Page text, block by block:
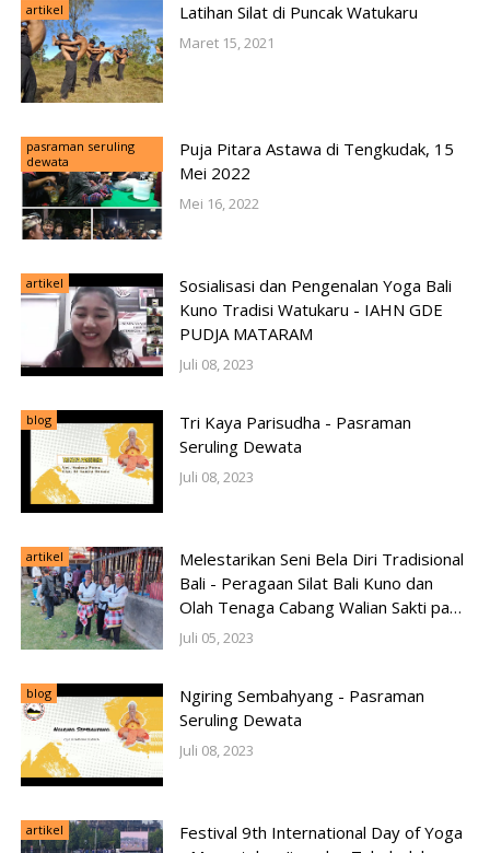
artikel Latihan Silat di Puncak Watukaru
Maret 15, 2021
pasraman seruling
dewata
Puja Pitara Astawa di Tengkudak, 15
Mei 2022
Mei 16, 2022
artikel
Sosialisasi dan Pengenalan Yoga Bali
Kuno Tradisi Watukaru - IAHN GDE
PUDJA MATARAM
Juli 08, 2023
blog
Tri Kaya Parisudha - Pasraman
Seruling Dewata
Juli 08, 2023
artikel
Melestarikan Seni Bela Diri Tradisional
Bali - Peragaan Silat Bali Kuno dan
Olah Tenaga Cabang Walian Sakti pada
Pesta Kesenian Bali 2023
Juli 05, 2023
blog
Ngiring Sembahyang - Pasraman
Seruling Dewata
Juli 08, 2023
artikel
Festival 9th International Day of Yoga